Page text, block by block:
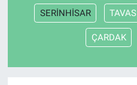
SERİNHİSAR TAVAS
ÇARDAK